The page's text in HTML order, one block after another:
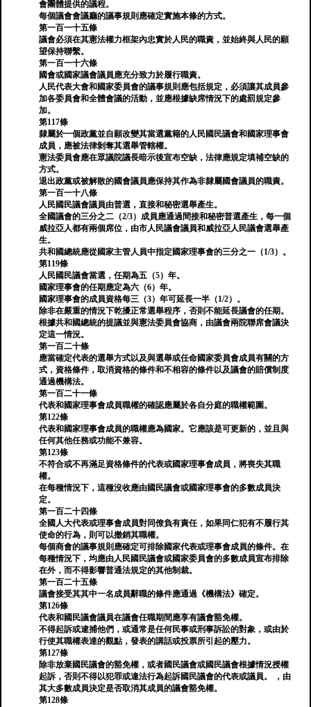
會團體提供的議程。
每個議會會議廳的議事​​規則應確定實施本條的方式。
第一百一十五條
議會必須在其憲法權力框架內忠實於人民的職責，並始終與人民的願
望保持聯繫。
第一百一十六條
國會或國家議會議員應充分致力於履行職責。
人民代表大會和國家委員會的議事規則應包括規定，必須讓其成員參
加各委員會和全體會議的活動，並應根據缺席情況下的處罰規定參
加。
第117條
隸屬於一個政黨並自願改變其當選黨籍的人民國民議會和國家理事會
成員，應被法律剝奪其選舉管轄權。
憲法委員會應在眾議院議長暗示後宣布空缺，法律應規定填補空缺的
方式。
退出政黨或被解散的國會議員應保持其作為非隸屬國會議員的職責。
第一百一十八條
人民國民議會議員由普選，直接和秘密選舉產生。
全國議會的三分之二（2/3）成員應通過間接和秘密普選產生，每一個
威拉亞人都有兩個席位，由市人民議會議員和威拉亞人民議會選舉產
生。
共和國總統應從國家主管人員中指定國家理事會的三分之一（1/3）。
第119條
人民國民議會當選，任期為五（5）年。
國家理事會的任期應定為六（6）年。
國家理事會的成員資格每三（3）年可延長一半（1/2）。
除非在嚴重的情況下乾擾正常選舉程序，否則不能延長議會的任期。
根據共和國總統的提議並與憲法委員會協商，由議會兩院聯席會議決
定這一情況。
第一百二十條
應當確定代表的選舉方式以及與選舉或任命國家委員會成員有關的方
式，資格條件，取消資格的條件和不相容的條件以及議會的賠償制度
通過機構法。
第一百二十一條
代表和國家理事會成員職權的確認應屬於各自分庭的職權範圍。
第122條
代表和國家理事會成員的職權應為國家。它應該是可更新的，並且與
任何其他任務或功能不兼容。
第123條
不符合或不再滿足資格條件的代表或國家理事會成員，將喪失其職
權。
在每種情況下，這種沒收應由國民議會或國家理事會的多數成員決
定。
第一百二十四條
全國人大代表或理事會成員對同僚負有責任，如果同仁犯有不履行其
使命的行為，則可以撤銷其職權。
每個商會的議事規則應確定可排除國家代表或理事會成員的條件。在
每種情況下，均應由人民國民議會或國家委員會的多數成員宣布排除
在外，而不得影響普通法規定的其他制裁。
第一百二十五條
議會接受其其中一名成員辭職的條件應通過《機構法》確定。
第126條
代表和國民議會議員在議會任職期間應享有議會豁免權。
不得起訴或逮捕他們，或通常是任何民事或刑事訴訟的對象，或由於
行使其職權表達的觀點，發表的講話或投票所引起的壓力。
第127條
除非放棄國民議會的豁免權，或者國民議會或國民議會根據情況授權
起訴，否則不得以犯罪或違法行為起訴國民議會的代表或議員。 ，由
其大多數成員決定是否取消其成員的議會豁免權。
第128條